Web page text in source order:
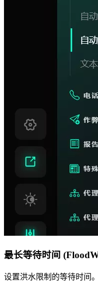
最长等待时间
设置洪水限制的等待时间